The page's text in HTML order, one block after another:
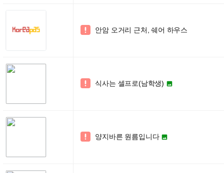
 안암 오거리 근처, 쉐어 하우스
 식사는 셀프로(남학생) 
 양지바른 원름입니다 